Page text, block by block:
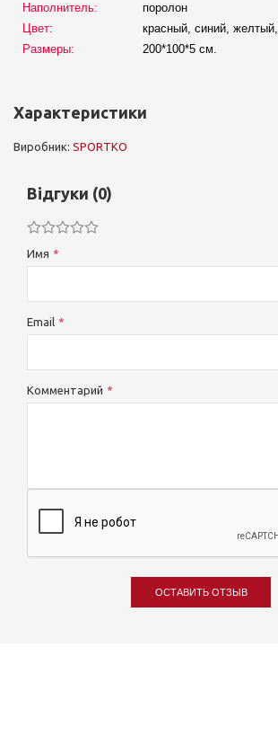
Наполнитель:
поролон
Цвет:
красный, синий,
Размеры:
200*100*5 см.
Характеристики
Виробник: SPORTKO
Відгуки (0)
Имя
Email
Комментарий
ОСТАВИТЬ ОТЗЫВ